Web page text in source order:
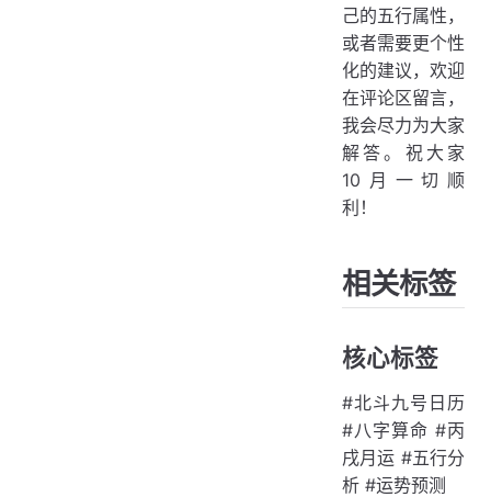
己的五行属性，
或者需要更个性
化的建议，欢迎
在评论区留言，
我会尽力为大家
解答。祝大家
10月一切顺
利！
相关标签
核心标签
#北斗九号日历
#八字算命 #丙
戌月运 #五行分
析 #运势预测